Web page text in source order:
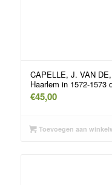
CAPELLE, J. VAN
Haarlem in 1572-1573
€45,00
Toevoegen aan